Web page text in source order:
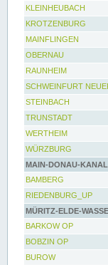
KLEINHEUBACH
KROTZENBURG
MAINFLINGEN
OBERNAU
RAUNHEIM
SCHWEINFURT
STEINBACH
TRUNSTADT
WERTHEIM
WÜRZBURG
MAIN-DONAU-KANAL
BAMBERG
RIEDENBURG_UP
MÜRITZ-ELDE-
BARKOW OP
BOBZIN OP
BUROW